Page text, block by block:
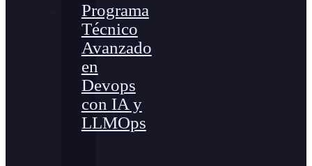
Programa
Técnico
Avanzado
en
Devops
con IA y
LLMOps